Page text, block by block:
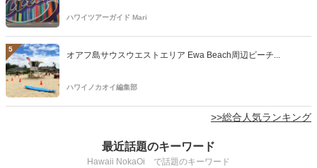
ハワイツアーガイド Mari
5
オアフ島サウスウエストエリア Ewa Beach周辺ビーチ...
ハワイノカオイ編集部
>>総合人気ランキング
最近話題のキーワード
Hawaii NokaOi で話題のキーワード